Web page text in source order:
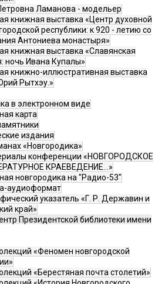
Ламанова - модельер
книжная выставка «Центр духовной
республики: к 920 - летию со
Антониева монастыря»
книжная выставка «Славянская
ночь Ивана Купалы»
книжно-иллюстративная выставка
Рытхэу.»
в электронном виде
карта
издания
«Новгородика»
конференции «НОВГОРОДСКОЕ
КРАЕВЕДЕНИЕ...»
новгородика на "Радио-53"
аудиоформат
указатель «Г. Р. Державин и
край»
Президентской библиотеки имени
«Феномен новгородской
«Берестяная почта столетий»